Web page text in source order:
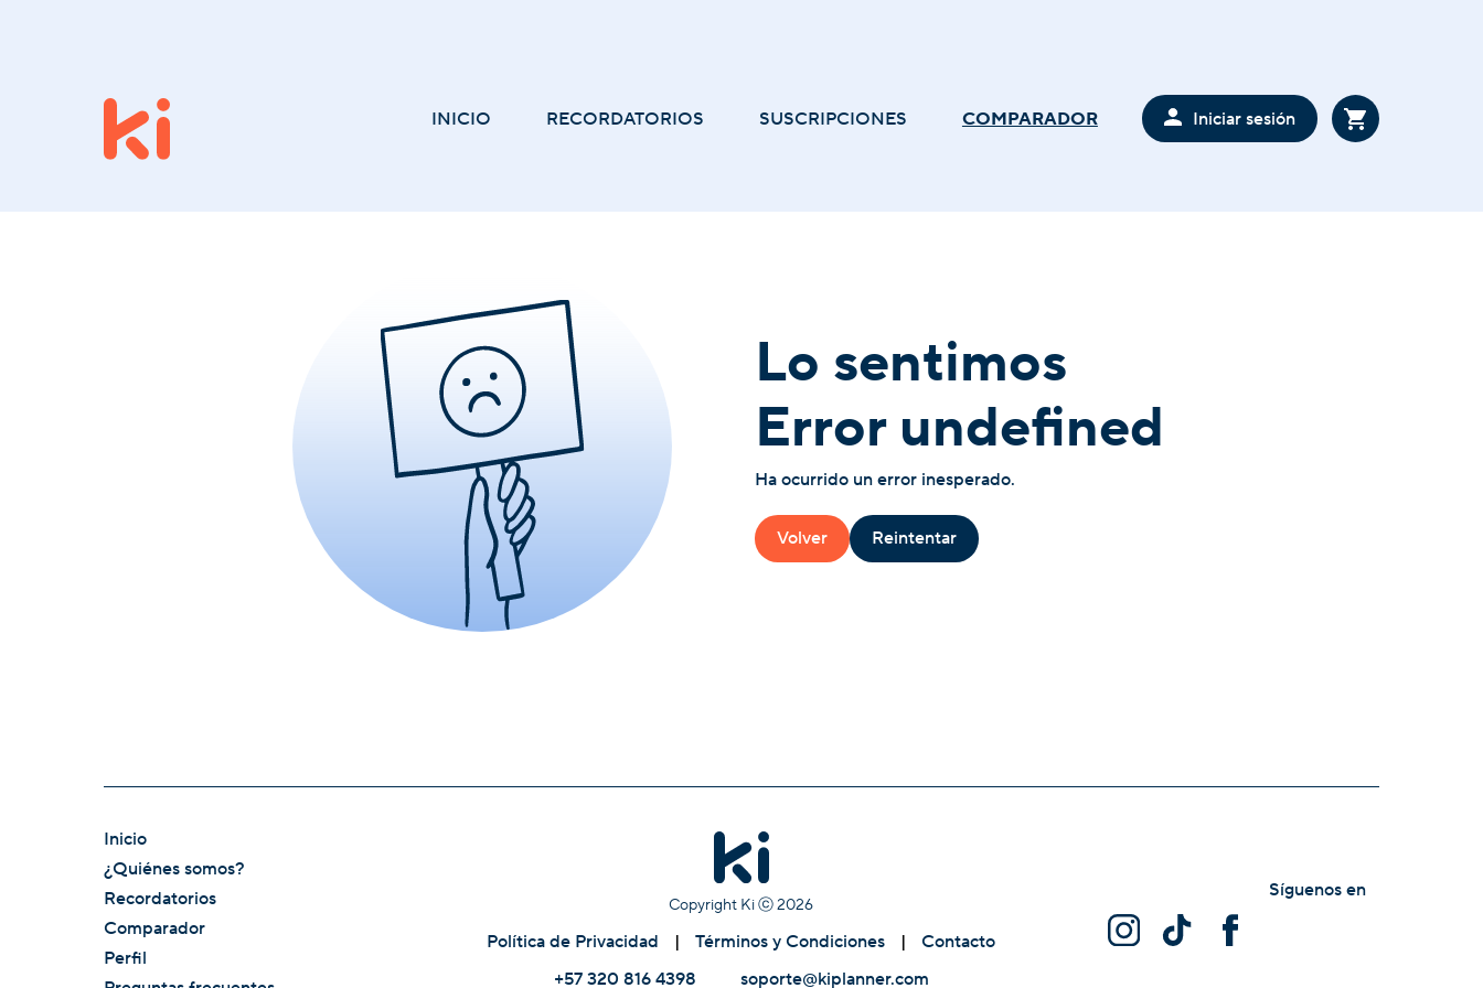
INICIO RECORDATORIOS SUSCRIPCIONES COMPARADOR Iniciar sesión
Lo sentimos
Error undefined
Ha ocurrido un error inesperado.
Volver Reintentar
Inicio
¿Quiénes somos?
Recordatorios
Comparador
Perfil
Copyright Ki ⓒ2026
Política de Privacidad | Términos y Condiciones |
Contacto
+57 320 816 4398
soporte@kiplanner.com
Síguenos en